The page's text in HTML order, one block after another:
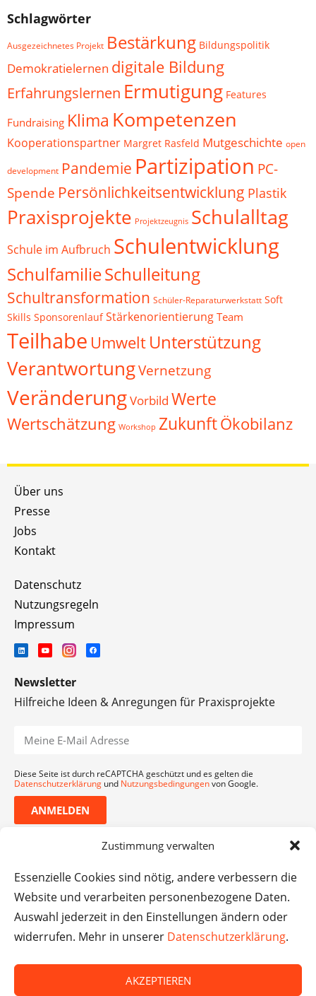
Zustimmung verwalten
Essenzielle Cookies sind nötig, andere verbessern die
Website und verarbeiten personenbezogene Daten.
Auswahl jederzeit in den Einstellungen ändern oder
widerrufen. Mehr in unserer Datenschutzerklärung.
AKZEPTIEREN
Schlagwörter
Ausgezeichnetes Projekt Bestärkung Bildungspolitik
Demokratielernen digitale Bildung
Erfahrungslernen Ermutigung Features
Fundraising Klima Kompetenzen
Kooperationspartner Margret Rasfeld Mutgeschichte open
development Pandemie Partizipation PC-
Spende Persönlichkeitsentwicklung Plastik
Praxisprojekte Projektzeugnis Schulalltag
Schule im Aufbruch Schulentwicklung
SchulfamilieSchulleitung
Schultransformation Schüler-Reparaturwerkstatt Soft
Skills Sponsorenlauf Stärkenorientierung Team
Teilhabe Umwelt Unterstützung
VerantwortungVernetzung
VeränderungVorbild Werte
Wertschätzung Workshop ZukunftÖkobilanz
Über uns
Presse
Jobs
Kontakt
Datenschutz
Nutzungsregeln
Impressum
Newsletter
Hilfreiche Ideen & Anregungen für Praxisprojekte
Diese Seite ist durch reCAPTCHA geschützt und es gelten die
Datenschutzerklärung und Nutzungsbedingungenvon Google.
ANMELDEN